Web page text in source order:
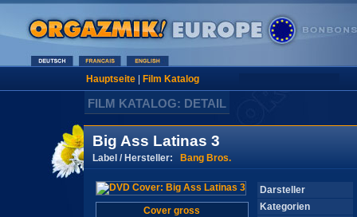
Hauptseite| Film Katalog
FILM KATALOG: DETAIL
Big Ass Latinas 3
Label / Hersteller: Bang Bros.
Cover gross
Darsteller
Kategorien